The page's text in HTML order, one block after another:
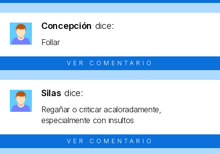
Concepción dice:
Follar
VER COMENTARIO
Silas dice:
Regañar o criticar acaloradamente,
especialmente con insultos
VER COMENTARIO